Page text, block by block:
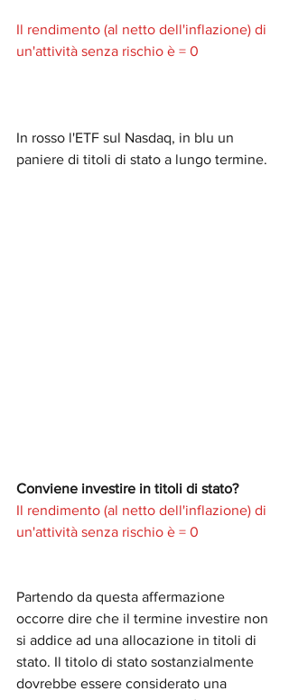
Il rendimento (al netto dell'inflazione) di
un'attività senza rischio è = 0
In rosso l'ETF sul Nasdaq, in blu un
paniere di titoli di stato a lungo termine.
Conviene investire in titoli di stato?
Il rendimento (al netto dell'inflazione) di
un'attività senza rischio è = 0
Partendo da questa affermazione
occorre dire che il termine investire non
si addice ad una allocazione in titoli di
stato. Il titolo di stato sostanzialmente
dovrebbe essere considerato una